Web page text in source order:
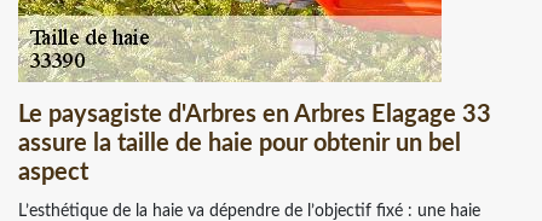
Le paysagiste d'Arbres en Arbres Elagage 33
assure la taille de haie pour obtenir un bel
aspect
L’esthétique de la haie va dépendre de l’objectif fixé : une haie